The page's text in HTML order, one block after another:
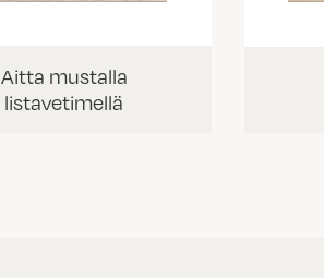
Aitta mustalla
listavetimellä